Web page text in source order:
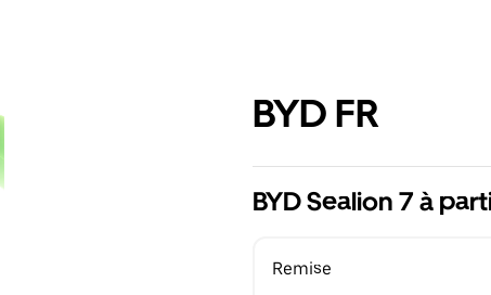
BYD FR
BYD Sealion 7 à
Remise